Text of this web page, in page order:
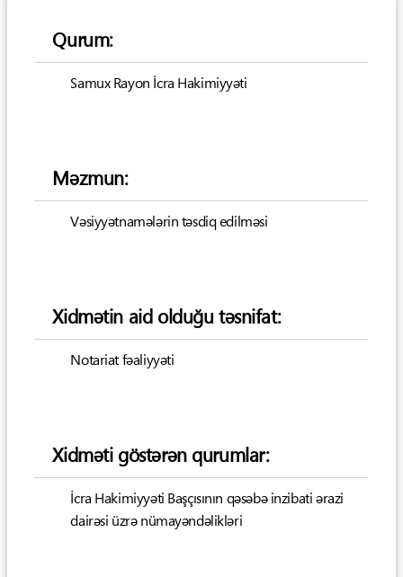
Qurum:
Samux Rayon İcra Hakimiyyəti
Məzmun:
Vəsiyyətnamələrin təsdiq edilməsi
Xidmətin aid olduğu təsnifat:
Notariat fəaliyyəti
Xidməti göstərən qurumlar:
İcra Hakimiyyəti Başçısının qəsəbə inzibati ərazi
dairəsi üzrə nümayəndəlikləri